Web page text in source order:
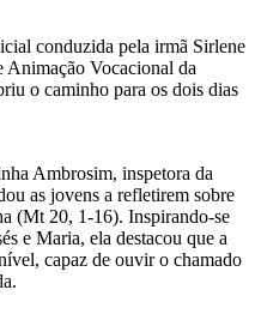
conduzida pela irmã Sirlene
Vocacional da
o caminho para os dois dias
Ambrosim, inspetora da
as jovens a refletirem sobre
(Mt 20, 1-16). Inspirando-se
e Maria, ela destacou que a
capaz de ouvir o chamado